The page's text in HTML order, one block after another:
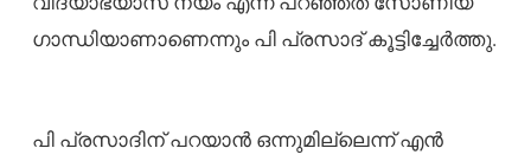
ഗാന്ധിയാണാണെന്നും പി പ്രസാദ് കൂട്ടിച്ചേര്‍ത്തു.
പി പ്രസാദിന് പറയാന്‍ ഒന്നുമില്ലെന്ന് എന്‍